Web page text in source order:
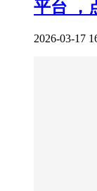
平台 ，
2026-03-17